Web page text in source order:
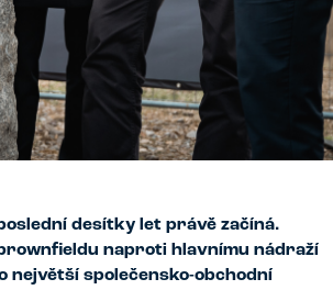
desítky let právě začíná.
naproti hlavnímu nádraží
největší společensko-obchodní